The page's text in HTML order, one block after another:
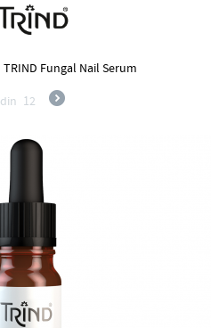
TRIND Fungal Nail Serum
din 12